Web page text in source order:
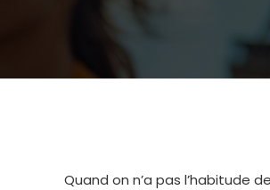
Quand on n’a pas l’habitude